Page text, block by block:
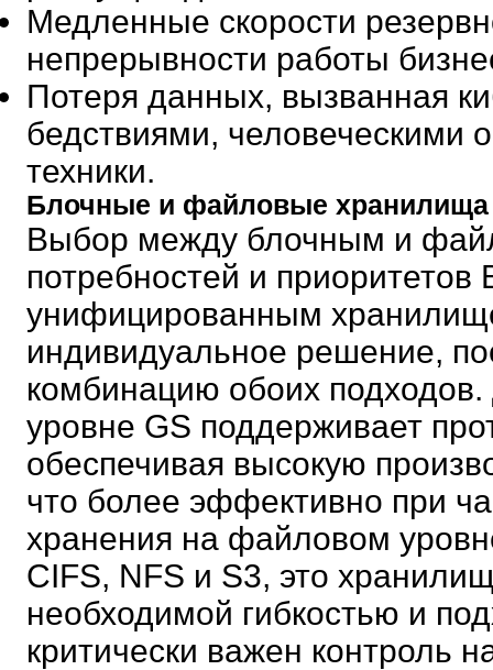
Медленные скорости
непрерывности работы
Потеря данных, вызванная
бедствиями, человеческими
техники.
Блочные и файловые хранилища
Выбор между блочным и
потребностей и
унифицированным
индивидуальное решение,
комбинацию обоих
уровне GS поддерживает
обеспечивая высокую
что более эффективно при
хранения на файловом
CIFS, NFS и S3, это
необходимой гибкостью и
критически важен контроль